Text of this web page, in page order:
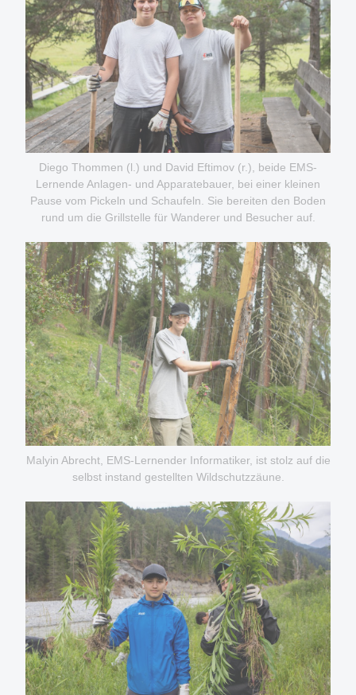
Diego Thommen (l.) und David Eftimov (r.), beide EMS-
Lernende Anlagen- und Apparatebauer, bei einer kleinen
Pause vom Pickeln und Schaufeln. Sie bereiten den Boden
rund um die Grillstelle für Wanderer und Besucher auf.
Malyin Abrecht, EMS-Lernender Informatiker, ist stolz auf die
selbst instand gestellten Wildschutzzäune.